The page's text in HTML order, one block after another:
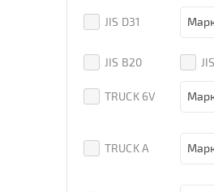
80D26
JIS D31
JIS B20
TRUCK 6V
TRUCK A